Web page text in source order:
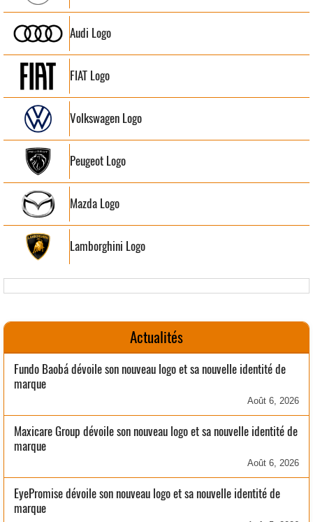
Audi Logo
FIAT Logo
Volkswagen Logo
Peugeot Logo
Mazda Logo
Lamborghini Logo
Actualités
Fundo Baobá dévoile son nouveau logo et sa nouvelle identité de
marque
Août 6, 2026
Maxicare Group dévoile son nouveau logo et sa nouvelle identité de
marque
Août 6, 2026
EyePromise dévoile son nouveau logo et sa nouvelle identité de
marque